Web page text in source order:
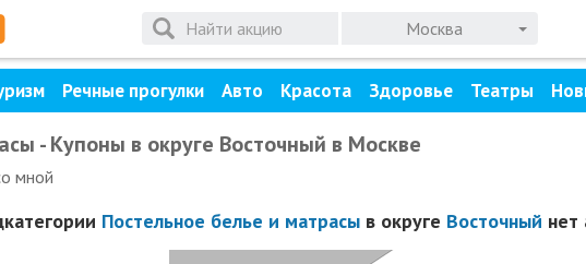
Москва
Речные прогулки Авто Красота Здоровье Театры
- Купоны в округе Восточный в Москве
мной
Постельное белье и матрасыв округе Восточный нет